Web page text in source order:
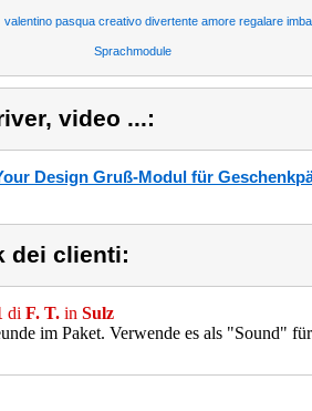
valentino pasqua creativo divertente amore regalare
Sprachmodule
video ...:
Design Gruß-Modul für
dei clienti:
di F. T. in Sulz
im Paket. Verwende es als "Sound"